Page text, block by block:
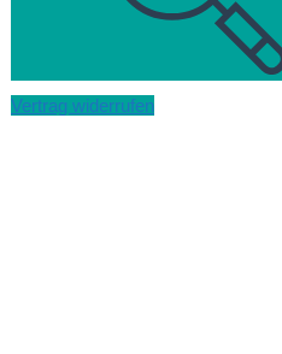
Vertrag widerrufen